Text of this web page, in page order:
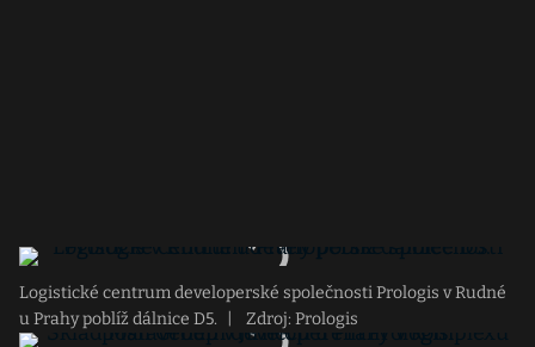
Logistické centrum developerské společnosti Prologis v Rudné
u Prahy poblíž dálnice D5.
Zdroj: Prologis